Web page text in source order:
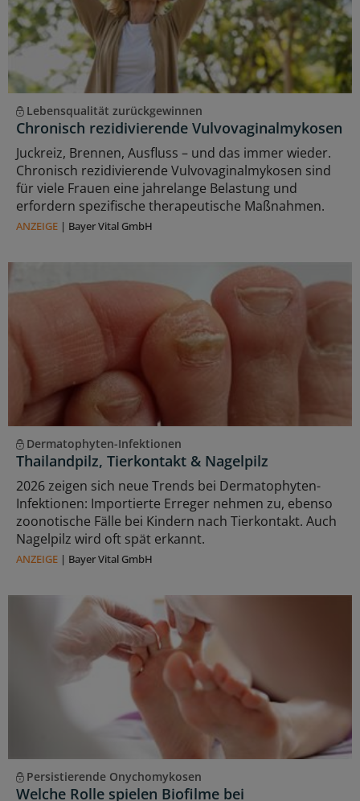
Lebensqualität zurückgewinnen
Chronisch rezidivierende Vulvovaginalmykosen
Juckreiz, Brennen, Ausfluss – und das immer wieder.
Chronisch rezidivierende Vulvovaginalmykosen sind
für viele Frauen eine jahrelange Belastung und
erfordern spezifische therapeutische Maßnahmen.
ANZEIGE | Bayer Vital GmbH
Dermatophyten-Infektionen
Thailandpilz, Tierkontakt & Nagelpilz
2026 zeigen sich neue Trends bei Dermatophyten-
Infektionen: Importierte Erreger nehmen zu, ebenso
zoonotische Fälle bei Kindern nach Tierkontakt. Auch
Nagelpilz wird oft spät erkannt.
ANZEIGE | Bayer Vital GmbH
Persistierende Onychomykosen
Welche Rolle spielen Biofilme bei